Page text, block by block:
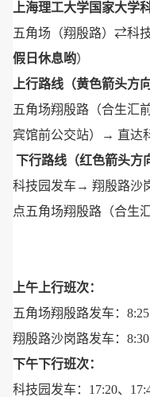
上海理工大学国家大学
五角场（翔殷路）⇄科
假日休息哟）
上行路线（黄色箭头方
五角场翔殷路（合生汇
宾馆前公交站）→ 直达
下行路线（红色箭头方
科技园发车→ 翔殷路沙
点五角场翔殷路（合生
上午上行班次：
五角场翔殷路发车：
翔殷路沙岗路发车：
下午下行班次：
科技园发车：17:20、